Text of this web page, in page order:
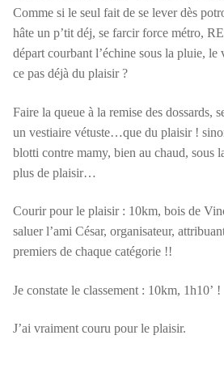
Comme si le seul fait de se lever dès
hâte un p’tit déj, se farcir force métro,
départ courbant l’échine sous la pluie, le
ce pas déjà du plaisir ?
Faire la queue à la remise des dossards,
un vestiaire vétuste…que du plaisir !
blotti contre mamy, bien au chaud, sous
plus de plaisir…
Courir pour le plaisir : 10km, bois de
saluer l’ami César, organisateur,
premiers de chaque catégorie !!
Je constate le classement : 10km, 1h10’ !
J’ai vraiment couru pour le plaisir.